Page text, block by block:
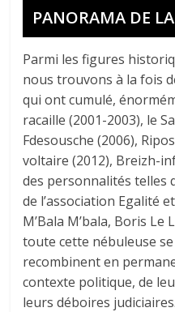
PANORAMA DE
Parmi les figures
nous trouvons à la fois
qui ont cumulé,
racaille (2001-2003), le
Fdesousche (2006),
voltaire (2012), Breizh-
des personnalités telles
de l’association Egalité
M’Bala M’bala, Boris
toute cette nébuleuse
recombinent en
contexte politique, de
leurs déboires